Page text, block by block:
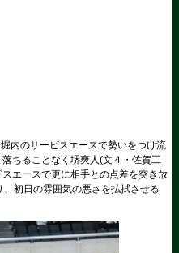
内のサービスエースで勢いをつけ流
ちることなく堺爽人(文４・佐賀工
エースで更に相手との点差を突き放
初日の雰囲気の悪さを払拭させる